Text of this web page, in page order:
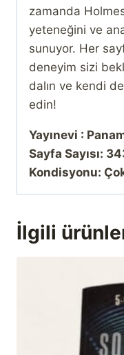
zamanda
yeteneğini ve
sunuyor. Her
deneyim sizi
dalın ve kendi
edin!
Yayınevi :
Sayfa Sayısı:
Kondisyonu:
İlgili